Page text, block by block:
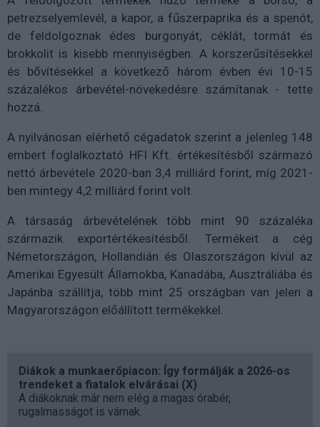
petrezselyemlevél, a kapor, a fűszerpaprika és a spenót,
de feldolgoznak édes burgonyát, céklát, tormát és
brokkolit is kisebb mennyiségben. A korszerűsítésekkel
és bővítésekkel a következő három évben évi 10-15
százalékos árbevétel-növekedésre számítanak - tette
hozzá.
A nyilvánosan elérhető cégadatok szerint a jelenleg 148
embert foglalkoztató HFI Kft. értékesítésből származó
nettó árbevétele 2020-ban 3,4 milliárd forint, míg 2021-
ben mintegy 4,2 milliárd forint volt.
A társaság árbevételének több mint 90 százaléka
származik exportértékesítésből. Termékeit a cég
Németországon, Hollandián és Olaszországon kívül az
Amerikai Egyesült Államokba, Kanadába, Ausztráliába és
Japánba szállítja, több mint 25 országban van jelen a
Magyarországon előállított termékekkel.
Diákok a munkaerőpiacon: Így formálják a 2026-os
trendeket a fiatalok elvárásai (X)
A diákoknak már nem elég a magas órabér,
rugalmasságot is várnak.